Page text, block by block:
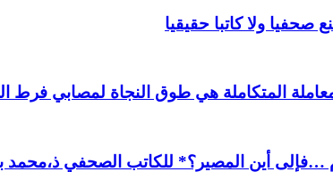
ولا كاتبا حقيقيا
المتكاملة هي طوق النجاة لمصابي فرط
…فإلى أين المصير؟* للكاتب الصحفي ذ،محمد